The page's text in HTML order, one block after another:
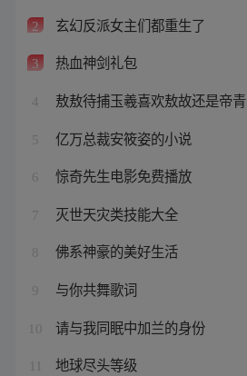
2 玄幻反派女主们都重生了
3 热血神剑礼包
4 敖敖待捕玉羲喜欢敖故还是帝青
5 亿万总裁安筱姿的小说
6 惊奇先生电影免费播放
7 灭世天灾类技能大全
8 佛系神豪的美好生活
9 与你共舞歌词
10 请与我同眠中加兰的身份
地球尽头等级